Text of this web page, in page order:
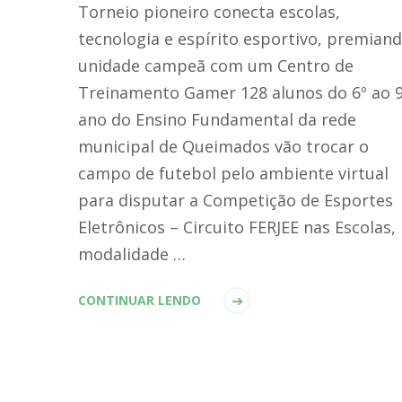
Torneio pioneiro conecta escolas,
tecnologia e espírito esportivo,
unidade campeã com um Centro de
Treinamento Gamer 128 alunos do 6º ao
ano do Ensino Fundamental da rede
municipal de Queimados vão trocar o
campo de futebol pelo ambiente virtual
para disputar a Competição de Esportes
Eletrônicos – Circuito FERJEE nas Escolas,
modalidade …
CONTINUAR LENDO